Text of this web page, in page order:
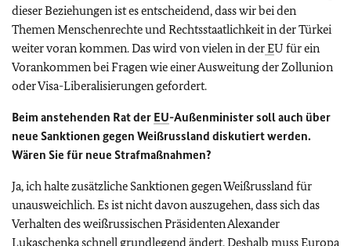
dieser Beziehungen ist es entscheidend, dass wir bei den
Themen Menschenrechte und Rechtsstaatlichkeit in der Türkei
weiter voran kommen. Das wird von vielen in derEU für ein
Vorankommen bei Fragen wie einer Ausweitung der Zollunion
oder Visa-Liberalisierungen gefordert.
Beim anstehenden Rat der EU-Außenminister soll auch über
neue Sanktionen gegen Weißrussland diskutiert werden.
Wären Sie für neue Strafmaßnahmen?
Ja, ich halte zusätzliche Sanktionen gegen Weißrussland für
unausweichlich. Es ist nicht davon auszugehen, dass sich das
Verhalten des weißrussischen Präsidenten Alexander
Lukaschenka schnell grundlegend ändert. Deshalb muss Europa